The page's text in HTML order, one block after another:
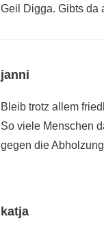
Geil Digga. Gibts da
janni
Bleib trotz allem
So viele Menschen
gegen die
katja